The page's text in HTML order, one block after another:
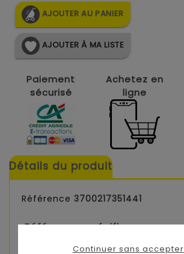
Continuer sans accepter
AJOUTER AU PANIER
AJOUTER À MA LISTE
Paiement
sécurisé
Achetez en
ligne
Détails du produit
Référence 3700217351441
Références spécifiques